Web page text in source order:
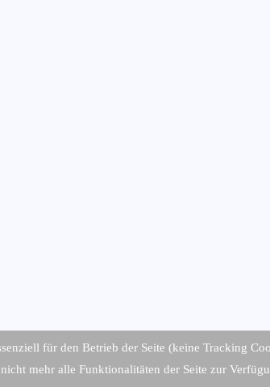
für den Betrieb der Seite (keine Tracking
mehr alle Funktionalitäten der Seite zur